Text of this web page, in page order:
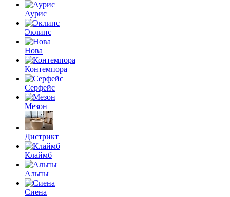
Аурис
Эклипс
Нова
Контемпора
Серфейс
Мезон
Дистрикт
Клаймб
Альпы
Сиена